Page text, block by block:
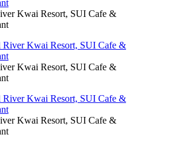
Kwai Resort, SUI Cafe &
Kwai Resort, SUI Cafe &
Kwai Resort, SUI Cafe &